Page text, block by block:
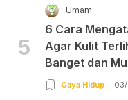
5
Umam
6 Cara
Agar Kulit
Banget dan
Gaya Hidup